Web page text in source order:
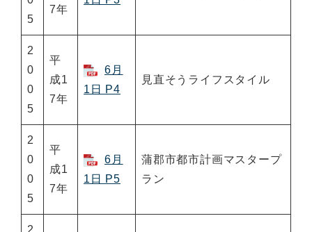
5
7年
2
0
0
5
平
成1
7年
6月
1日 P4
見直そうライフスタイル
2
0
0
5
平
成1
7年
6月
1日 P5
蒲郡市都市計画マスタープ
ラン